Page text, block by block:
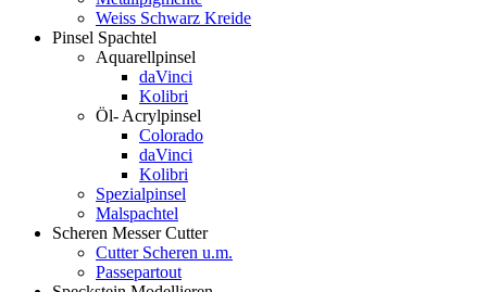
Weiss Schwarz Kreide
Pinsel Spachtel
Aquarellpinsel
daVinci
Kolibri
Öl- Acrylpinsel
Colorado
daVinci
Kolibri
Spezialpinsel
Malspachtel
Scheren Messer Cutter
Cutter Scheren u.m.
Passepartout